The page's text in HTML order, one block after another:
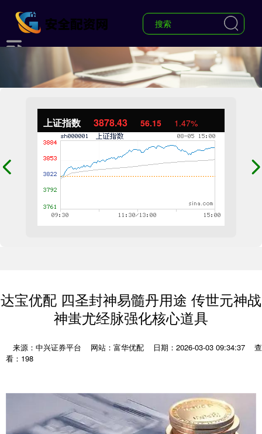
上证指数 3878.43 56.15 1.47%
达宝优配 四圣封神易髓丹用途 传世元神战
神蚩尤经脉强化核心道具
来源：中兴证券平台 网站：富华优配 日期：2026-03-03 09:34:37
查
看：198